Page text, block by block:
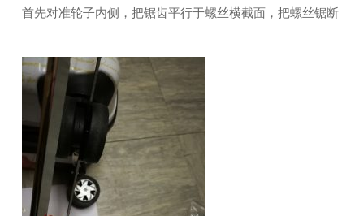
首先对准轮子内侧，把锯齿平行于螺丝横截面，把螺丝锯断